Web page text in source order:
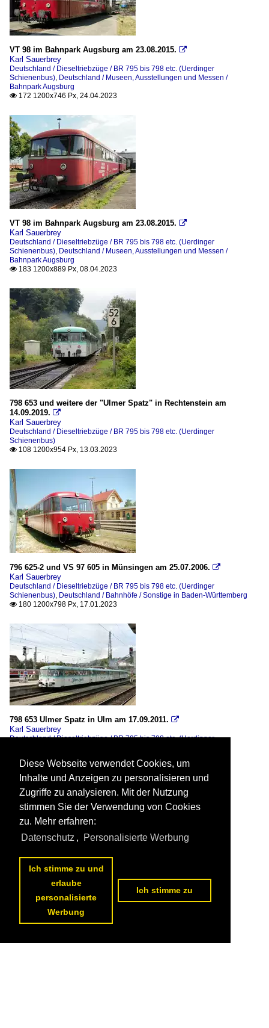
VT 98 im Bahnpark Augsburg am 23.08.2015. 
Karl Sauerbrey
Deutschland / Dieseltriebzüge / BR 795 bis 798 etc. (Uerdinger
Schienenbus) Deutschland / Museen, Ausstellungen und Messen /
Bahnpark Augsburg
 172 1200x746 Px, 24.04.2023
VT 98 im Bahnpark Augsburg am 23.08.2015. 
Karl Sauerbrey
Deutschland / Dieseltriebzüge / BR 795 bis 798 etc. (Uerdinger
Schienenbus) Deutschland / Museen, Ausstellungen und Messen /
Bahnpark Augsburg
 183 1200x889 Px, 08.04.2023
798 653 und weitere der "Ulmer Spatz" in Rechtenstein am
14.09.2019. 
Karl Sauerbrey
Deutschland / Dieseltriebzüge / BR 795 bis 798 etc. (Uerdinger
Schienenbus)
 108 1200x954 Px, 13.03.2023
796 625-2 und VS 97 605 in Münsingen am 25.07.2006. 
Karl Sauerbrey
Deutschland / Dieseltriebzüge / BR 795 bis 798 etc. (Uerdinger
Schienenbus) Deutschland / Bahnhöfe / Sonstige in Baden-Württemberg
 180 1200x798 Px, 17.01.2023
798 653 Ulmer Spatz in Ulm am 17.09.2011. 
Karl Sauerbrey
Deutschland / Dieseltriebzüge / BR 795 bis 798 etc. (Uerdinger
Diese Webseite verwendet Cookies, um
Inhalte und Anzeigen zu personalisieren und
Zugriffe zu analysieren. Mit der Nutzung
stimmen Sie der Verwendung von Cookies
zu. Mehr erfahren:
Datenschutz , Personalisierte Werbung
Ich stimme zu und
erlaube
personalisierte
Werbung
Ich stimme zu